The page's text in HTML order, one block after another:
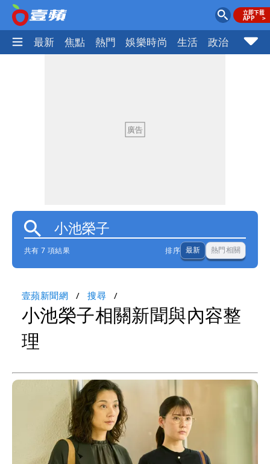
最新 焦點 熱門 娛樂時尚 生活 政治 社會
共有 7 項結果 排序 最新 熱門相關
壹蘋新聞網 搜尋
小池榮子相關新聞與內容整
理